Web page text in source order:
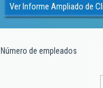
Ver Informe Ampliado de
Número de empleados